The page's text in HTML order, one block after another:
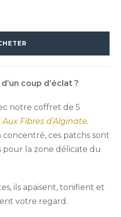
coup d’éclat ?
notre coffret de 5
Fibres d’Alginate.
ces patchs sont
la zone délicate du
ils apaisent, tonifient et
votre regard.